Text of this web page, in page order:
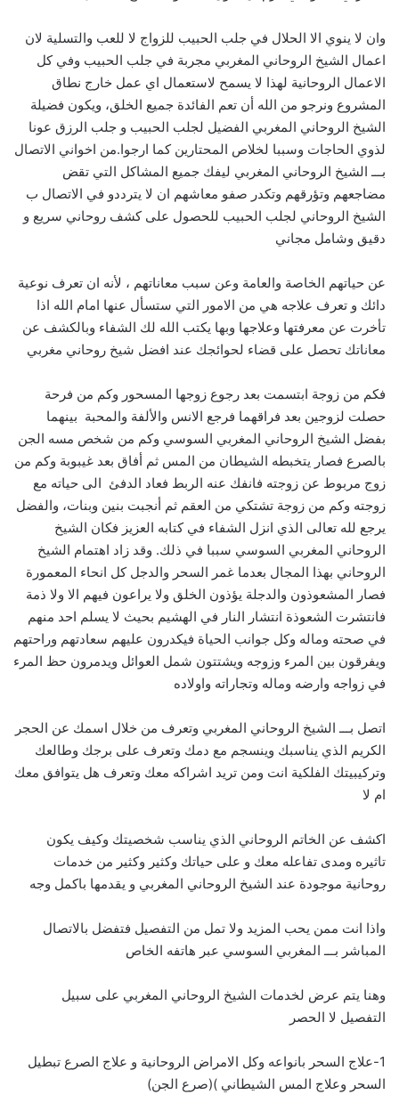
وان لا ينوي الا الحلال في جلب الحبيب للزواج لا للعب والتسلية لان
اعمال الشيخ الروحاني المغربي مجربة في جلب الحبيب وفي كل
الاعمال الروحانية لهذا لا يسمح لاستعمال اي عمل خارج نطاق
المشروع ونرجو من الله أن تعم الفائدة جميع الخلق، ويكون فضيلة
الشيخ الروحاني المغربي الفضيل لجلب الحبيب و جلب الرزق عونا
لذوي الحاجات وسببا لخلاص المحتارين كما ارجوا.من اخواني الاتصال
بـــ الشيخ الروحاني المغربي ليفك جميع المشاكل التي تقض
مضاجعهم وتؤرقهم وتكدر صفو معاشهم ان لا يترددو في الاتصال ب
الشيخ الروحاني لجلب الحبيب للحصول على كشف روحاني سريع و
دقيق وشامل مجاني
عن حياتهم الخاصة والعامة وعن سبب معاناتهم ، لأنه ان تعرف نوعية
دائك و تعرف علاجه هي من الامور التي ستسأل عنها امام الله اذا
تأخرت عن معرفتها وعلاجها وبها يكتب الله لك الشفاء وبالكشف عن
معاناتك تحصل على قضاء لحوائجك عند افضل شيخ روحاني مغربي
فكم من زوجة ابتسمت بعد رجوع زوجها المسحور وكم من فرحة
حصلت لزوجين بعد فراقهما فرجع الانس والألفة والمحبة بينهما
بفضل الشيخ الروحاني المغربي السوسي وكم من شخص مسه الجن
بالصرع فصار يتخبطه الشيطان من المس ثم أفاق بعد غيبوبة وكم من
زوج مربوط عن زوجته فانفك عنه الربط فعاد الدفئ الى حياته مع
زوجته وكم من زوجة تشتكي من العقم ثم أنجبت بنين وبنات، والفضل
يرجع لله تعالى الذي انزل الشفاء في كتابه العزيز فكان الشيخ
الروحاني المغربي السوسي سببا في ذلك. وقد زاد اهتمام الشيخ
الروحاني بهذا المجال بعدما غمر السحر والدجل كل انحاء المعمورة
فصار المشعوذون والدجلة يؤذون الخلق ولا يراعون فيهم الا ولا ذمة
فانتشرت الشعوذة انتشار النار في الهشيم بحيث لا يسلم احد منهم
في صحته وماله وكل جوانب الحياة فيكدرون عليهم سعادتهم وراحتهم
ويفرقون بين المرء وزوجه ويشتتون شمل العوائل ويدمرون حظ المرء
في زواجه وارضه وماله وتجاراته واولاده
اتصل بـــ الشيخ الروحاني المغربي وتعرف من خلال اسمك عن الحجر
الكريم الذي يناسبك وينسجم مع دمك وتعرف على برجك وطالعك
وتركيبيتك الفلكية انت ومن تريد اشراكه معك وتعرف هل يتوافق معك
ام لا
اكشف عن الخاتم الروحاني الذي يناسب شخصيتك وكيف يكون
تاثيره ومدى تفاعله معك و على حياتك وكثير وكثير من خدمات
روحانية موجودة عند الشيخ الروحاني المغربي و يقدمها باكمل وجه
واذا انت ممن يحب المزيد ولا تمل من التفصيل فتفضل بالاتصال
المباشر بـــ المغربي السوسي عبر هاتفه الخاص
وهنا يتم عرض لخدمات الشيخ الروحاني المغربي على سبيل
التفصيل لا الحصر
1-علاج السحر بانواعه وكل الامراض الروحانية و علاج الصرع تبطيل
السحر وعلاج المس الشيطاني )(صرع الجن)